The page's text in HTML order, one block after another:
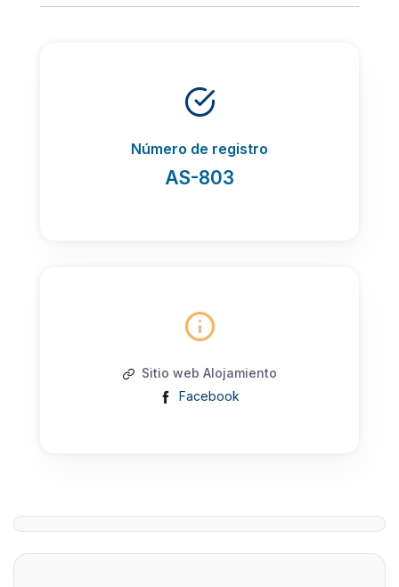
Número de registro
AS-803
Sitio web Alojamiento
Facebook